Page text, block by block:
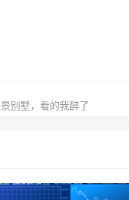
别墅，看的我醉了